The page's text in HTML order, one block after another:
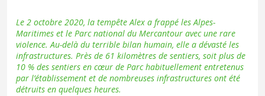
Le 2 octobre 2020, la tempête Alex a frappé les Alpes-
Maritimes et le Parc national du Mercantour avec une rare
violence. Au-delà du terrible bilan humain, elle a dévasté les
infrastructures. Près de 61 kilomètres de sentiers, soit plus de
10 % des sentiers en cœur de Parc habituellement entretenus
par l’établissement et de nombreuses infrastructures ont été
détruits en quelques heures.